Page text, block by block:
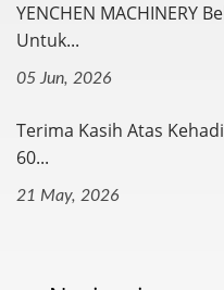
YENCHEN MACHINERY
Untuk...
05 Jun, 2026
Terima Kasih Atas
60...
21 May, 2026